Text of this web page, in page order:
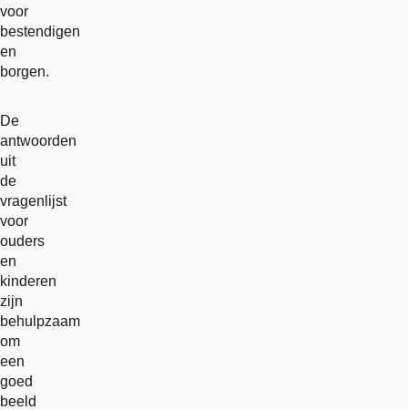
voor
bestendigen
en
borgen.
De
antwoorden
uit
de
vragenlijst
voor
ouders
en
kinderen
zijn
behulpzaam
om
een
goed
beeld